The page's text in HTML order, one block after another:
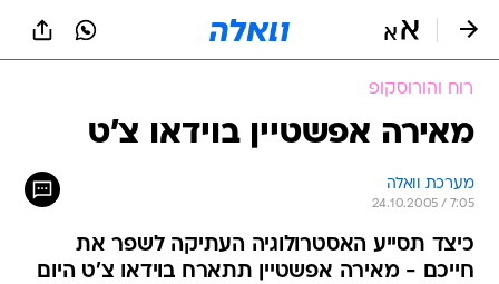
רוח והורוסקופ
מאירה אפשטיין בוידאו צ'ט
מערכת וואלה
24.10.2005 / 7:05
כיצד תסייע האסטרולוגיה העתיקה לשפר את
חייכם - מאירה אפשטיין תתארח בוידאו צ'ט היום